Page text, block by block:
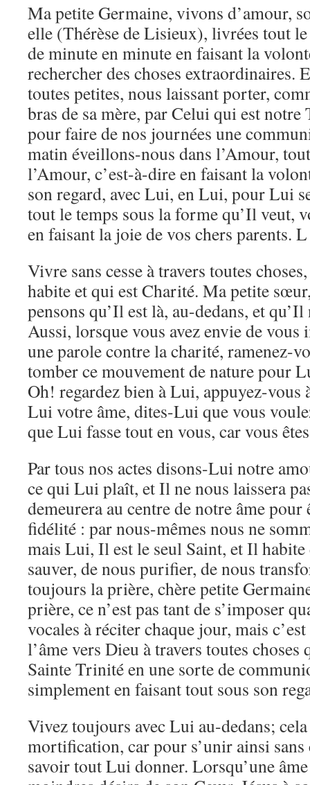
Ma petite Germaine, vivons d’amour,
elle (Thérèse de Lisieux), livrées tout
de minute en minute en faisant la
rechercher des choses extraordinaires.
toutes petites, nous laissant porter,
bras de sa mère, par Celui qui est
pour faire de nos journées une
matin éveillons-nous dans l’Amour,
l’Amour, c’est-à-dire en faisant la
son regard, avec Lui, en Lui, pour Lui
tout le temps sous la forme qu’Il veut,
en faisant la joie de vos chers parents.
Vivre sans cesse à travers toutes
habite et qui est Charité. Ma petite
pensons qu’Il est là, au-dedans, et
Aussi, lorsque vous avez envie de
une parole contre la charité, ramenez-
tomber ce mouvement de nature
Oh! regardez bien à Lui, appuyez-
Lui votre âme, dites-Lui que vous
que Lui fasse tout en vous, car vous
Par tous nos actes disons-Lui notre
ce qui Lui plaît, et Il ne nous laissera
demeurera au centre de notre âme
fidélité : par nous-mêmes nous ne
mais Lui, Il est le seul Saint, et Il habite
sauver, de nous purifier, de nous
toujours la prière, chère petite
prière, ce n’est pas tant de s’imposer
vocales à réciter chaque jour, mais
l’âme vers Dieu à travers toutes
Sainte Trinité en une sorte de
simplement en faisant tout sous son
Vivez toujours avec Lui au-dedans;
mortification, car pour s’unir ainsi
savoir tout Lui donner. Lorsqu’une